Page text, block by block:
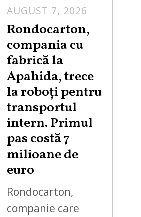
AUGUST 7, 2026
G
T
7
2
Rondocarton,
compania cu
fabrică la
Apahida, trece
la roboți pentru
transportul
intern. Primul
pas costă 7
milioane de
euro
Rondocarton,
companie care